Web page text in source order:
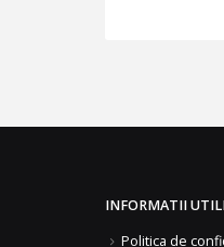
INFORMATII
Politica de